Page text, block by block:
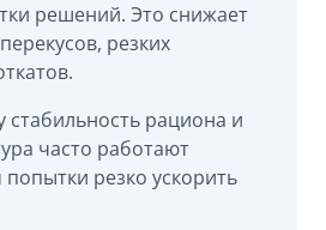
решений. Это снижает
резких
рациона и
часто работают
резко ускорить